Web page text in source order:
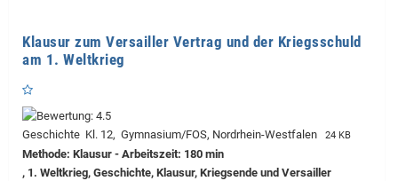
Klausur zum Versailler Vertrag und der Kriegsschuld
am 1. Weltkrieg
Geschichte Kl. 12, Gymnasium/FOS, Nordrhein-Westfalen 24 KB
Methode: Klausur - Arbeitszeit: 180 min
, 1. Weltkrieg, Geschichte, Klausur, Kriegsende und Versailler